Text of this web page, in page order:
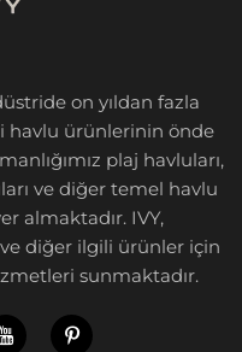
on yıldan fazla
havlu ürünlerinin önde
plaj havluları,
ve diğer temel havlu
almaktadır. IVY,
diğer ilgili ürünler için
sunmaktadır.